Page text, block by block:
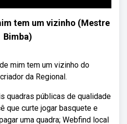
tem um vizinho (Mestre
Bimba)
mim tem um vizinho do
da Regional.
quadras públicas de qualidade
que curte jogar basquete e
uma quadra; Webfind local